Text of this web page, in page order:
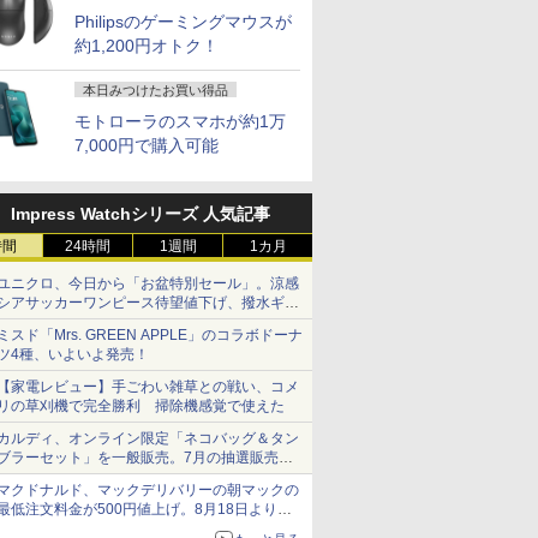
Philipsのゲーミングマウスが
約1,200円オトク！
本日みつけたお買い得品
モトローラのスマホが約1万
7,000円で購入可能
Impress Watchシリーズ 人気記事
24時間 1週間 1カ月
ニクロ、今日から「お盆特別セール」。涼感
アサッカーワンピース待望値下げ、撥水ギア
ョーツは1990円に
スド「Mrs. GREEN APPLE」のコラボドーナ
4種、いよいよ発売！
家電レビュー】手ごわい雑草との戦い、コメ
の草刈機で完全勝利 掃除機感覚で使えた
ルディ、オンライン限定「ネコバッグ＆タン
ラーセット」を一般販売。7月の抽選販売の
選無効分
クドナルド、マックデリバリーの朝マックの
低注文料金が500円値上げ。8月18日より